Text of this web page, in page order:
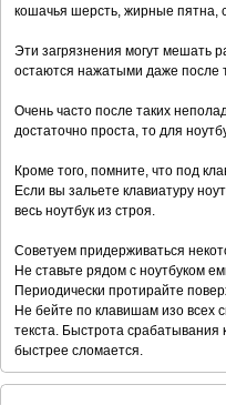
кошачья шерсть, жирные пятна,
Эти загрязнения могут мешать
остаются нажатыми даже после
Очень часто после таких
достаточно проста, то для
Кроме того, помните, что под
Если вы зальете клавиатуру
весь ноутбук из строя.
Советуем придерживаться
Не ставьте рядом с ноутбуком
Периодически протирайте
Не бейте по клавишам изо всех
текста. Быстрота
быстрее сломается.